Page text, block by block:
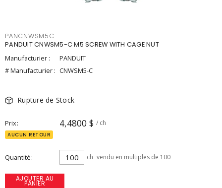
PANCNWSM5C
PANDUIT CNWSM5-C M5 SCREW WITH CAGE NUT
Manufacturier :
PANDUIT
# Manufacturier : CNWSM5-C
Rupture de Stock
Prix 4,4800 $ / ch
AUCUN RETOUR
Quantité ch vendu en multiples de 100
AJOUTER AU
PANIER